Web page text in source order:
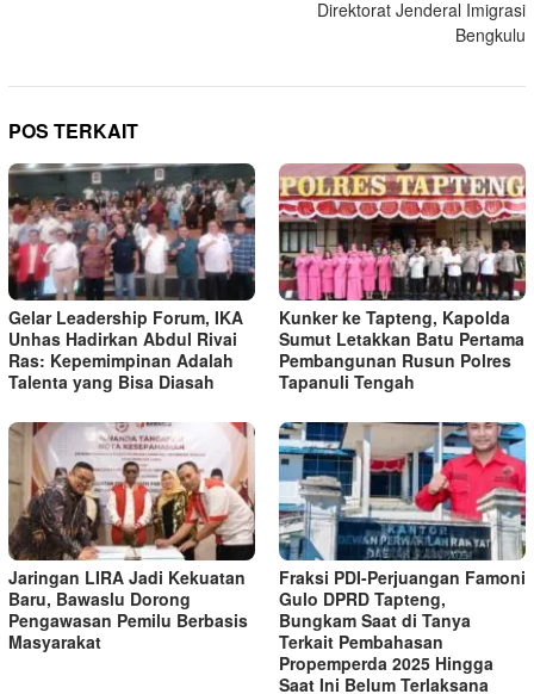
Direktorat Jenderal Imigrasi
Bengkulu
POS TERKAIT
Gelar Leadership Forum, IKA
Unhas Hadirkan Abdul Rivai
Ras: Kepemimpinan Adalah
Talenta yang Bisa Diasah
Kunker ke Tapteng, Kapolda
Sumut Letakkan Batu Pertama
Pembangunan Rusun Polres
Tapanuli Tengah
Jaringan LIRA Jadi Kekuatan
Baru, Bawaslu Dorong
Pengawasan Pemilu Berbasis
Masyarakat
Fraksi PDI-Perjuangan Famoni
Gulo DPRD Tapteng,
Bungkam Saat di Tanya
Terkait Pembahasan
Propemperda 2025 Hingga
Saat Ini Belum Terlaksana